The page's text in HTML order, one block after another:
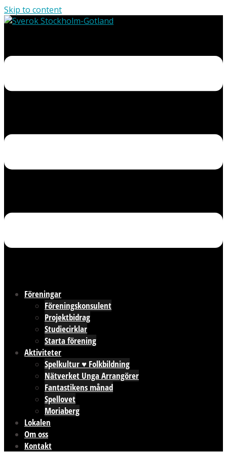
Skip to content
Föreningar
Föreningskonsulent
Projektbidrag
Studiecirklar
Starta förening
Aktiviteter
Spelkultur ♥ Folkbildning
Nätverket Unga Arrangörer
Fantastikens månad
Spellovet
Moriaberg
Lokalen
Om oss
Kontakt